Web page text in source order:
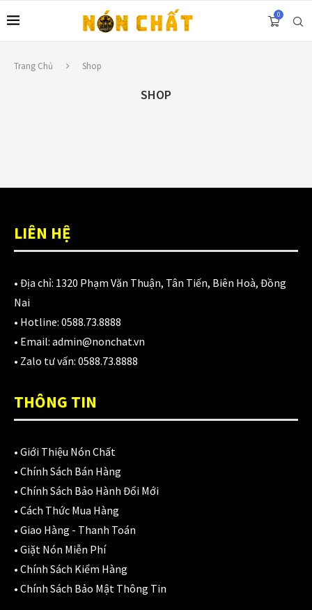
0
Trang Chủ Shop
SHOP
LIÊN HỆ
• Địa chỉ: 1320 Phạm Văn Thuận, Tân Tiến, Biên Hoà, Đồng
Nai
• Hotline: 0588.73.8888
• Email: admin@nonchat.vn
• Zalo tư vấn: 0588.73.8888
THÔNG TIN
• Giới Thiệu Nón Chất
• Chính Sách Bán Hàng
• Chính Sách Bảo Hành Đổi Mới
• Cách Thức Mua Hàng
• Giao Hàng - Thanh Toán
• Giặt Nón Miễn Phí
• Chính Sách Kiểm Hàng
• Chính Sách Bảo Mật Thông Tin